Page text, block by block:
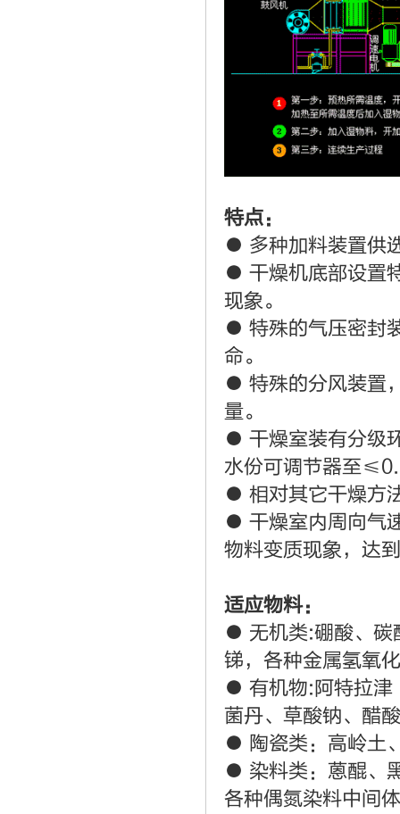
特点：
● 多种加料装置供
● 干燥机底部设置
现象。
● 特殊的气压密封
命。
● 特殊的分风装置
量。
● 干燥室装有分级
水份可调节器至
● 相对其它干燥方
● 干燥室内周向气
物料变质现象，达
适应物料：
● 无机类:硼酸、碳
锑，各种金属氢氧
● 有机物:阿特拉津
菌丹、草酸钠、醋
● 陶瓷类：高岭土
● 染料类：蒽醌、
各种偶氮染料中间